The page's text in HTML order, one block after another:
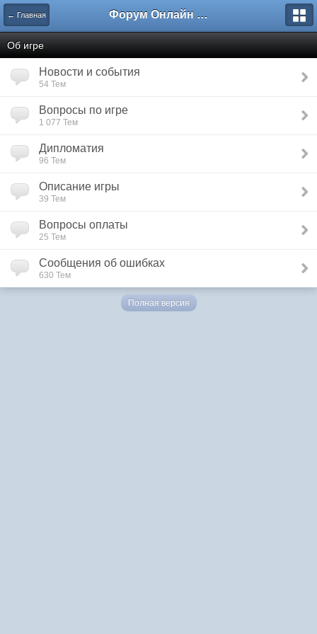
← Главная Форум Онлайн Стратегии - IroD
Об игре
Новости и события
54 Тем
Вопросы по игре
1 077 Тем
Дипломатия
96 Тем
Описание игры
39 Тем
Вопросы оплаты
25 Тем
Сообщения об ошибках
630 Тем
Полная версия